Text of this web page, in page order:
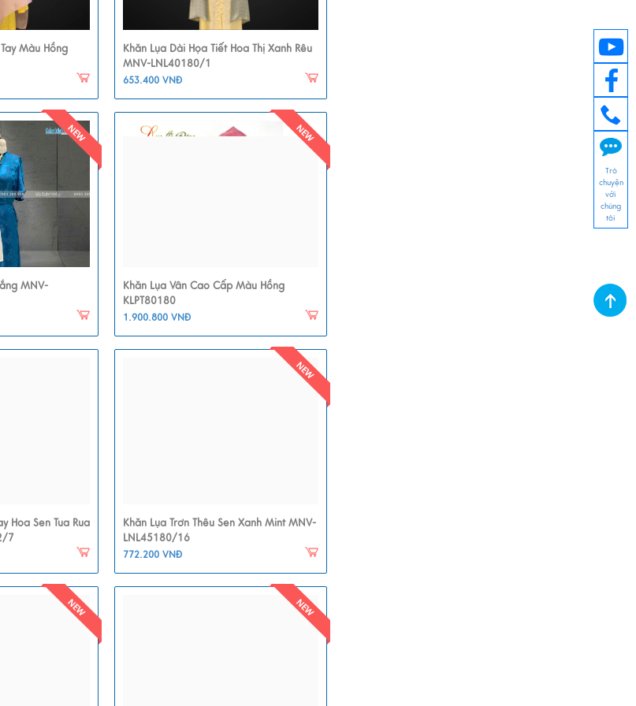
Màu Hồng
Khăn Lụa Dài Họa Tiết Hoa Thị Xanh Rêu
MNV-LNL40180/1
653.400 VNĐ
MNV-
Khăn Lụa Vân Cao Cấp Màu Hồng
KLPT80180
1.900.800 VNĐ
Hoa Sen Tua Rua
7
Khăn Lụa Trơn Thêu Sen Xanh Mint MNV-
LNL45180/16
772.200 VNĐ
Trò
chuyện
với
chúng
tôi